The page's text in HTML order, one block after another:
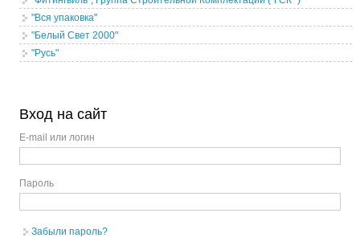
"Вся упаковка"
"Белый Свет 2000"
"Русь"
Вход на сайт
E-mail или логин
Пароль
Забыли пароль?